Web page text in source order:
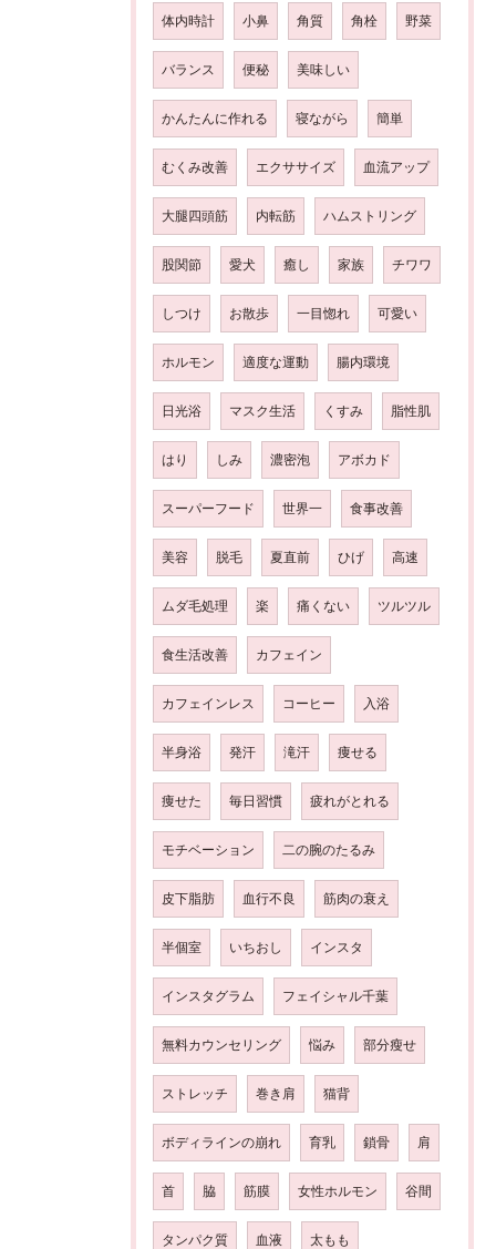
体内時計 小鼻 角質 角栓 野菜
バランス 便秘 美味しい
かんたんに作れる 寝ながら 簡単
むくみ改善 エクササイズ 血流アップ
大腿四頭筋 内転筋 ハムストリング
股関節 愛犬 癒し 家族 チワワ
しつけ お散歩 一目惚れ 可愛い
ホルモン 適度な運動 腸内環境
日光浴 マスク生活 くすみ 脂性肌
はり しみ 濃密泡 アボカド
スーパーフード 世界一 食事改善
美容 脱毛 夏直前 ひげ 高速
ムダ毛処理 楽 痛くない ツルツル
食生活改善 カフェイン
カフェインレス コーヒー 入浴
半身浴 発汗 滝汗 痩せる
痩せた 毎日習慣 疲れがとれる
モチベーション 二の腕のたるみ
皮下脂肪 血行不良 筋肉の衰え
半個室 いちおし インスタ
インスタグラム フェイシャル千葉
無料カウンセリング 悩み 部分瘦せ
ストレッチ 巻き肩 猫背
ボディラインの崩れ 育乳 鎖骨 肩
首 脇 筋膜 女性ホルモン 谷間
タンパク質 血液 太もも